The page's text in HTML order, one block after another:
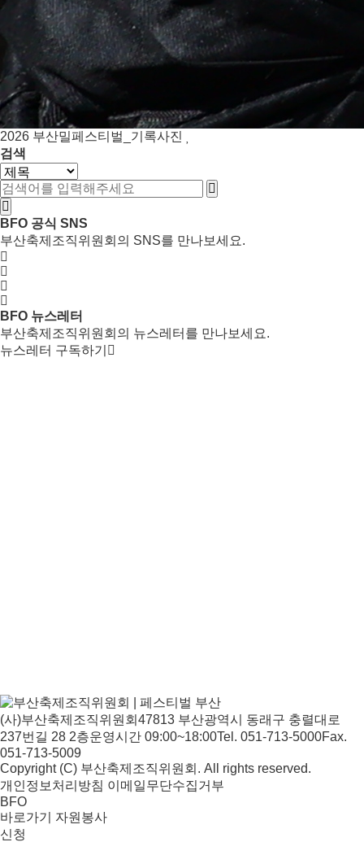
2026 부산밀페스티벌_기록사진
검색
BFO 공식 SNS
부산축제조직위원회의 SNS를 만나보세요.
BFO 뉴스레터
부산축제조직위원회의 뉴스레터를 만나보세요.
뉴스레터 구독하기
(사)부산축제조직위원회 47813 부산광역시 동래구 충렬대로
237번길 28 2층운영시간 09:00~18:00Tel. 051-713-5000Fax.
051-713-5009
Copyright (C) 부산축제조직위원회. All rights reserved.
개인정보처리방침 이메일무단수집거부
BFO
바로가기
자원봉사
신청